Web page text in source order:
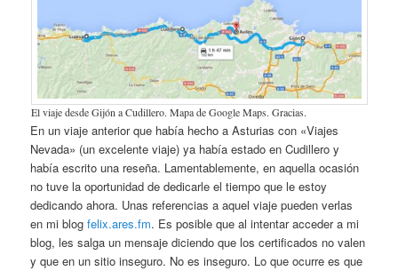
El viaje desde Gijón a Cudillero. Mapa de Google Maps. Gracias.
En un viaje anterior que había hecho a Asturias con «Viajes
Nevada» (un excelente viaje) ya había estado en Cudillero y
había escrito una reseña. Lamentablemente, en aquella ocasión
no tuve la oportunidad de dedicarle el tiempo que le estoy
dedicando ahora. Unas referencias a aquel viaje pueden verlas
en mi blogfelix.ares.fm. Es posible que al intentar acceder a mi
blog, les salga un mensaje diciendo que los certificados no valen
y que en un sitio inseguro. No es inseguro. Lo que ocurre es que